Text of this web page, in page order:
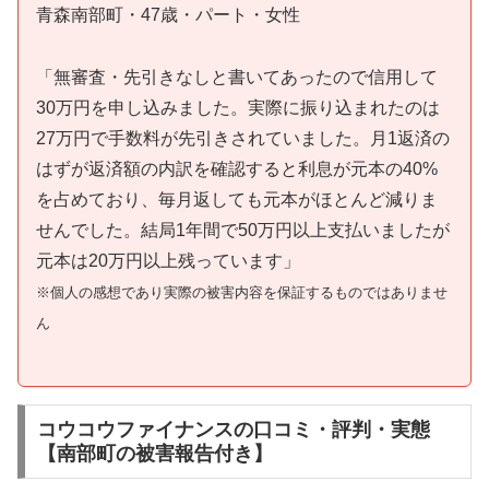
青森南部町・47歳・パート・女性
「無審査・先引きなしと書いてあったので信用して
30万円を申し込みました。実際に振り込まれたのは
27万円で手数料が先引きされていました。月1返済の
はずが返済額の内訳を確認すると利息が元本の40%
を占めており、毎月返しても元本がほとんど減りま
せんでした。結局1年間で50万円以上支払いましたが
元本は20万円以上残っています」
※個人の感想であり実際の被害内容を保証するものではありませ
ん
コウコウファイナンスの口コミ・評判・実態
【南部町の被害報告付き】